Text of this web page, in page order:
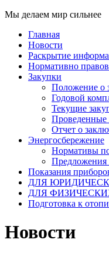
Мы делаем мир сильнее
Главная
Новости
Раскрытие
Нормативно
Закупки
Положение о
Годовой
Текущие
Проведенные
Отчет о
Энергосбережение
Нормативы
Предложения
Показания
ДЛЯ
ДЛЯ
Подготовка к
Новости